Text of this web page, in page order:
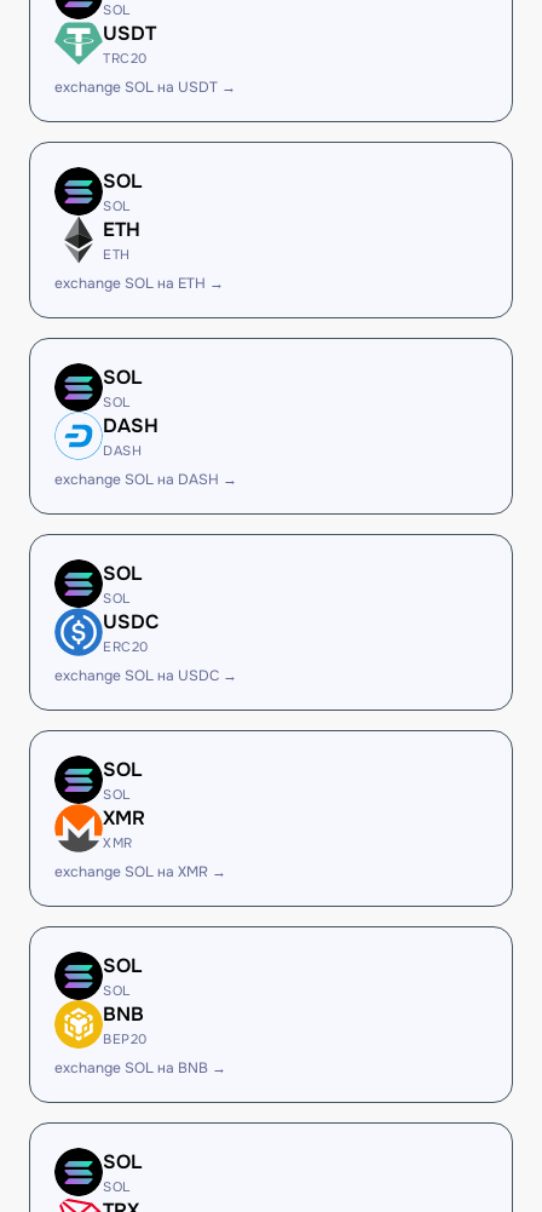
SOL
USDT
TRC20
exchange SOL на USDT →
SOL
SOL
ETH
ETH
exchange SOL на ETH →
SOL
SOL
DASH
DASH
exchange SOL на DASH →
SOL
SOL
USDC
ERC20
exchange SOL на USDC →
SOL
SOL
XMR
XMR
exchange SOL на XMR →
SOL
SOL
BNB
BEP20
exchange SOL на BNB →
SOL
SOL